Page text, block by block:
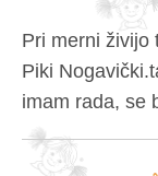
Pri merni živijo
Piki
imam rada, se